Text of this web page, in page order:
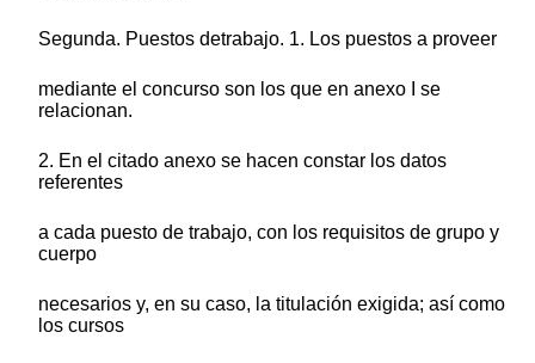
Segunda. Puestos detrabajo. 1. Los puestos a proveer
mediante el concurso son los que en anexo I se
relacionan.
2. En el citado anexo se hacen constar los datos
referentes
a cada puesto de trabajo, con los requisitos de grupo y
cuerpo
necesarios y, en su caso, la titulación exigida; así como
los cursos